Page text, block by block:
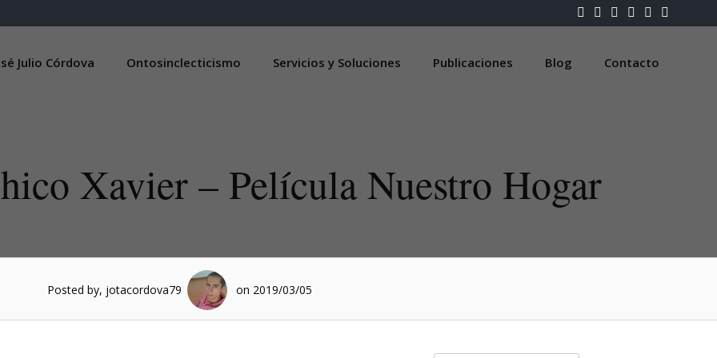
Julio Córdova Ontosinclecticismo Servicios y Soluciones Publicaciones Blog Contacto
Xavier – Película Nuestro Hogar
Posted by, jotacordova79 on 2019/03/05